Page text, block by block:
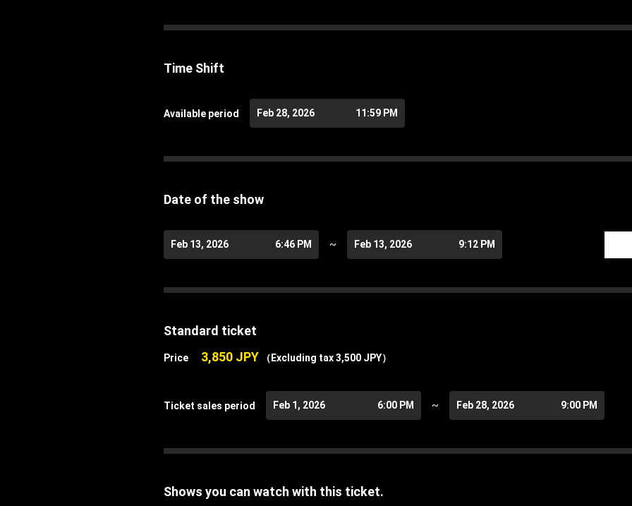
Time Shift
Available period Feb 28, 2026 11:59 PM
Date of the show
Feb 13, 2026 6:46 PM ~ Feb 13, 2026 9:12 PM
Standard ticket
Price 3,850 JPY （Excluding tax 3,500 JPY）
Ticket sales period Feb 1, 2026 6:00 PM ~ Feb 28, 2026 9:00 PM
Shows you can watch with this ticket.